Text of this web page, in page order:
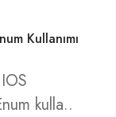
Kullanımı
kulla..